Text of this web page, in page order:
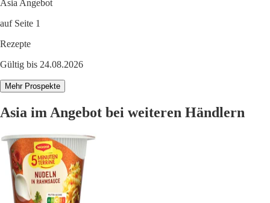
Asia Angebot
auf Seite 1
Rezepte
Gültig bis 24.08.2026
Mehr Prospekte
Asia im Angebot bei weiteren Händlern